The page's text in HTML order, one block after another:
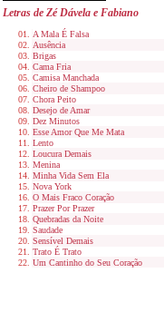
Letras de Zé Dávela e Fabiano
A Mala É Falsa
Ausência
Brigas
Cama Fria
Camisa Manchada
Cheiro de Shampoo
Chora Peito
Desejo de Amar
Dez Minutos
Esse Amor Que Me Mata
Lento
Loucura Demais
Menina
Minha Vida Sem Ela
Nova York
O Mais Fraco Coração
Prazer Por Prazer
Quebradas da Noite
Saudade
Sensível Demais
Trato É Trato
Um Cantinho do Seu Coração